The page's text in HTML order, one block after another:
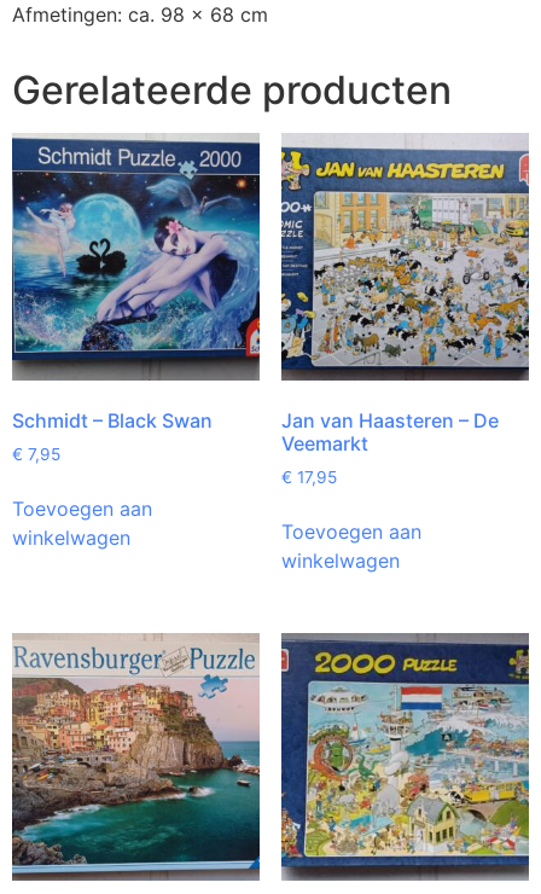
Afmetingen: ca. 98 x 68 cm
Gerelateerde producten
Schmidt – Black Swan
€ 7,95
Toevoegen aan
winkelwagen
Jan van Haasteren – De
Veemarkt
€ 17,95
Toevoegen aan
winkelwagen